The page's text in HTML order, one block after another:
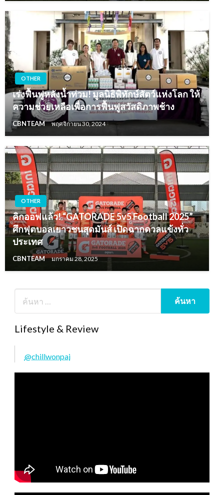
OTHER
เร่งฟื้นฟูหลังน้ำท่วม! มูลนิธิพิทักษ์สัตว์แห่งโลก ให้
ความช่วยเหลือเพื่อการฟื้นฟูสวัสดิภาพช้าง
CBNTEAM พฤศจิกายน 30, 2024
OTHER
คิกออฟแล้ว! “GATORADE 5v5 Football 2025”
ศึกฟุตบอลเยาวชนสุดมันส์ เปิดฉากดวลแข้งทั่ว
ประเทศ
CBNTEAM มกราคม 28, 2025
Lifestyle & Review
@chillwonpai